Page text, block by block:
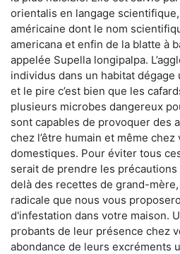
orientalis en langage
américaine dont le nom
americana et enfin de la blatte à
appelée Supella longipalpa.
individus dans un habitat dégage
et le pire c’est bien que les
plusieurs microbes dangereux
sont capables de provoquer des
chez l’être humain et même chez
domestiques. Pour éviter tous
serait de prendre les précautions
delà des recettes de grand-
radicale que nous vous
d'infestation dans votre maison.
probants de leur présence chez
abondance de leurs excréments